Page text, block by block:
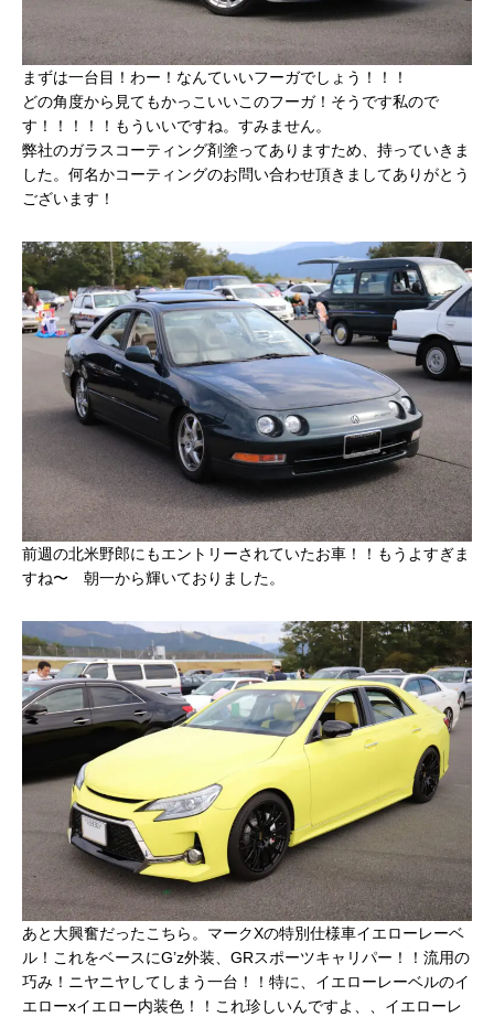
まずは一台目！わー！なんていいフーガでしょう！！！
どの角度から見てもかっこいいこのフーガ！そうです私ので
す！！！！！もういいですね。すみません。
弊社のガラスコーティング剤塗ってありますため、持っていきま
した。何名かコーティングのお問い合わせ頂きましてありがとう
ございます！
前週の北米野郎にもエントリーされていたお車！！もうよすぎま
すね〜 朝一から輝いておりました。
あと大興奮だったこちら。マークXの特別仕様車イエローレーベ
ル！これをベースにG’z外装、GRスポーツキャリパー！！流用の
巧み！ニヤニヤしてしまう一台！！特に、イエローレーベルのイ
エローxイエロー内装色！！これ珍しいんですよ、、イエローレ